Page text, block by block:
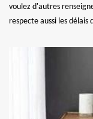
voulez d'autres
respecte aussi les délais